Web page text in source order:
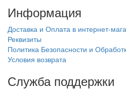
Информация
Доставка и Оплата в интернет-
Реквизиты
Политика Безопасности и
Условия возврата
Служба поддержки